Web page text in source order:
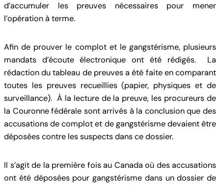
d’accumuler les preuves nécessaires pour mener
l’opération à terme.
Afin de prouver le complot et le gangstérisme, plusieurs
mandats d’écoute électronique ont été rédigés. La
rédaction du tableau de preuves a été faite en comparant
toutes les preuves recueillies (papier, physiques et de
surveillance). À la lecture de la preuve, les procureurs de
la Couronne fédérale sont arrivés à la conclusion que des
accusations de complot et de gangstérisme devaient être
déposées contre les suspects dans ce dossier.
Il s’agit de la première fois au Canada où des accusations
ont été déposées pour gangstérisme dans un dossier de